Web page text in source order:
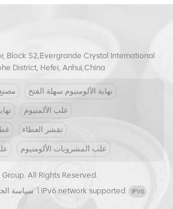
Block S2,Evergrande Crystal International
District, Hefei, Anhui,China
نهاية الألومنيوم سهلة الفتح
علب الألمنيوم
تقشر الغطاء
علب المشروبات الألومنيوم
All Rights Reserved.
سياسة IPv6 network supported